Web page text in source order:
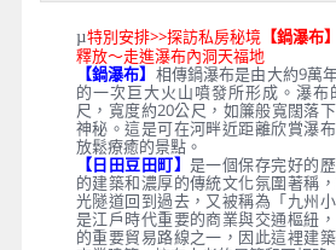
µ特別安排>>探訪私房秘境 【鍋瀑布
釋放～走進瀑布內洞天福地
【鍋瀑布】 相傳鍋瀑布是由大約9萬
的一次巨大火山噴發所形成。瀑布
尺，寬度約20公尺，如簾般寬闊落
神秘。這是可在河畔近距離欣賞瀑
放鬆療癒的景點。
【日田豆田町】是一個保存完好的
的建築和濃厚的傳統文化氛圍著稱
光隧道回到過去，又被稱為「九州
是江戶時代重要的商業與交通樞紐
的重要貿易路線之一，因此這裡建